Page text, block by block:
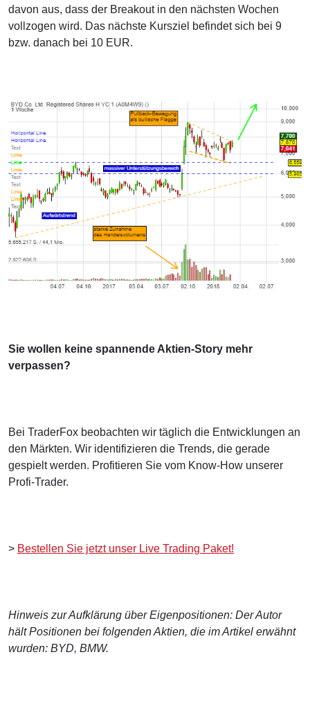
davon aus, dass der Breakout in den nächsten Wochen
vollzogen wird. Das nächste Kursziel befindet sich bei 9
bzw. danach bei 10 EUR.
Sie wollen keine spannende Aktien-Story mehr
verpassen?
Bei TraderFox beobachten wir täglich die Entwicklungen an
den Märkten. Wir identifizieren die Trends, die gerade
gespielt werden. Profitieren Sie vom Know-How unserer
Profi-Trader.
> Bestellen Sie jetzt unser Live Trading Paket!
Hinweis zur Aufklärung über Eigenpositionen: Der Autor
hält Positionen bei folgenden Aktien, die im Artikel erwähnt
wurden: BYD, BMW.